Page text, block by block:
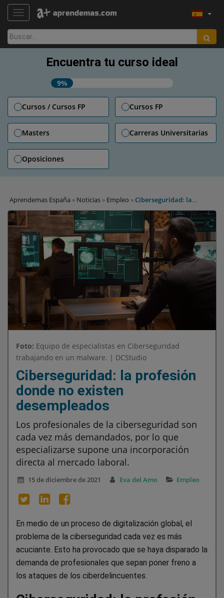
TOGGLE NAVIGATION
Buscar:
Encuentra tu curso ideal
9%
Cursos / Cursos FP Cursos FP
Masters Carreras Universitarias
Oposiciones
Aprendemas España » Noticias » Empleo »Ciberseguridad: la
profesión donde no existen desempleados
Foto: Equipo de especialistas en Ciberseguridad
trabajando en un malware. | DCStudio
Ciberseguridad: la profesión
donde no existen
desempleados
Los profesionales de la ciberseguridad son
cada vez más demandados, por lo que
especializarse supone una incorporación
directa al mercado laboral.
15 de diciembre de 2021 Eva del Amo Empleo
En medio de un proceso de digitalización global, el
problema de la ciberseguridad cada vez es más
acuciante. Esto ha provocado que se haya disparado la
demanda de profesionales que sepan poner freno a
los ataques de los ciberdelincuentes.